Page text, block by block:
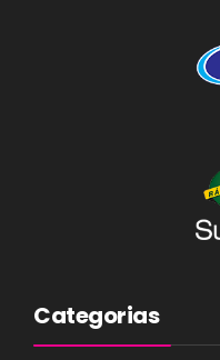
Categorias